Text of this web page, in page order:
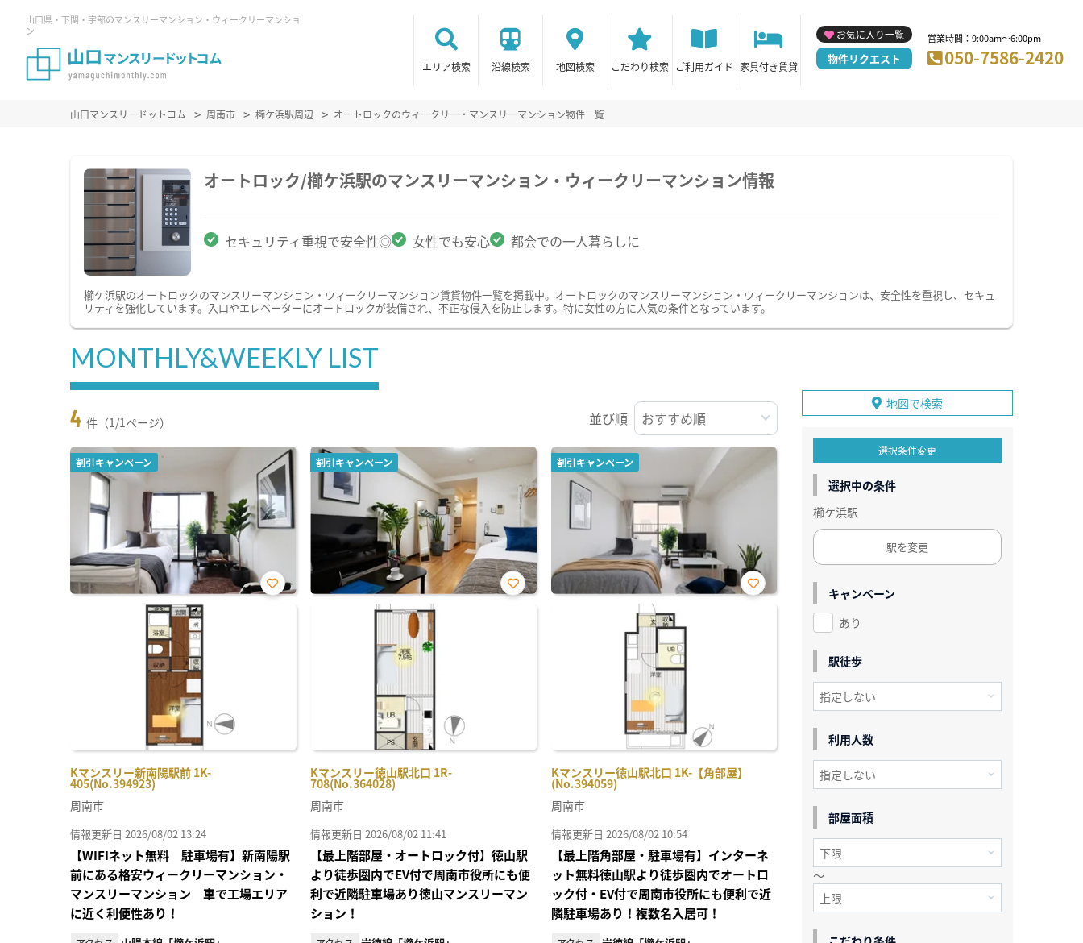
山口県・下関・宇部のマンスリーマンション・ウィークリーマンショ
ン
エリア検索 沿線検索 地図検索 こだわり検索 ご利用ガイド 家具付き賃貸
お気に入り一覧
物件リクエスト
営業時間：9:00am～6:00pm
050-7586-2420
山口マンスリードットコム 周南市 櫛ケ浜駅周辺 オートロックのウィークリー・マンスリーマンション物件一覧
オートロック/櫛ケ浜駅のマンスリーマンション・ウィークリーマンション情報
セキュリティ重視で安全性◎ 女性でも安心 都会での一人暮らしに
櫛ケ浜駅のオートロックのマンスリーマンション・ウィークリーマンション賃貸物件一覧を掲載中。オートロックのマンスリーマンション・ウィークリーマンションは、安全性を重視し、セキュ
リティを強化しています。入口やエレベーターにオートロックが装備され、不正な侵入を防止します。特に女性の方に人気の条件となっています。
MONTHLY&WEEKLY LIST
4 件（1/1ページ） 並び順
割引キャンペーン
Kマンスリー新南陽駅前 1K-
405(No.394923)
お気
周南市
情報更新日 2026/08/02 13:24
【WIFIネット無料 駐車場有】新南陽駅
前にある格安ウィークリーマンション・
マンスリーマンション 車で工場エリア
に近く利便性あり！
割引キャンペーン
Kマンスリー徳山駅北口 1R-
708(No.364028)
お気
周南市
情報更新日 2026/08/02 11:41
【最上階部屋・オートロック付】徳山駅
より徒歩圏内でEV付で周南市役所にも便
利で近隣駐車場あり徳山マンスリーマン
ション！
割引キャンペーン
Kマンスリー徳山駅北口 1K-【角部屋】
(No.394059)
お気
周南市
情報更新日 2026/08/02 10:54
【最上階角部屋・駐車場有】インターネ
ット無料徳山駅より徒歩圏内でオートロ
ック付・EV付で周南市役所にも便利で近
隣駐車場あり！複数名入居可！
地図で検索
選択条件変更
選択中の条件
櫛ケ浜駅
駅を変更
キャンペーン
あり
駅徒歩
利用人数
部屋面積
～